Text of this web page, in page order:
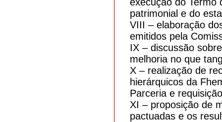
patrimonial e do
VIII – elaboração
emitidos pela
IX – discussão
melhoria no que
X – realização de
hierárquicos da
Parceria e
XI – proposição de
pactuadas e os